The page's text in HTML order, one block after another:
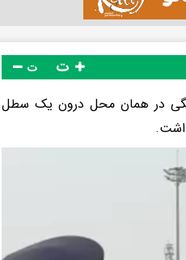
ت
در همان محل درون یک سطل